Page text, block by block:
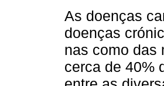
As doenças
doenças
nas como das
cerca de 40%